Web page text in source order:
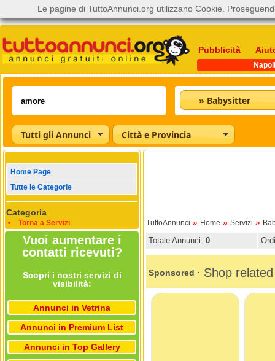
Pubblicità
Napoli
» Babysitter
Tutti gli Annunci Città e Provincia
Home Page
Tutte le Categorie
Categoria
Torna a Servizi
Vuoi aumentare i
contatti ricevuti?
Scopri i nostri servizi di
visibilità:
Annunci in Vetrina
Annunci in Premium List
Annunci in Top Gallery
TuttoAnnunci » Home » Servizi »
Totale Annunci: 0
Le pagine di TuttoAnnunci.org utilizzano Cookie.